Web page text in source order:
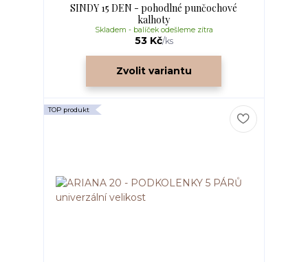
SINDY 15 DEN - pohodlné punčochové
kalhoty
53 Kč/ks
Skladem - balíček odešleme zítra
Zvolit variantu
TOP produkt